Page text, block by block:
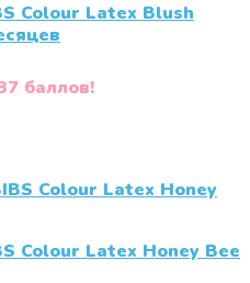
Colour Latex Blush
баллов!
Colour Latex Honey Bee